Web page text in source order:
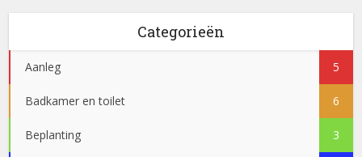
Categorieën
Aanleg 5
Badkamer en toilet 6
Beplanting 3